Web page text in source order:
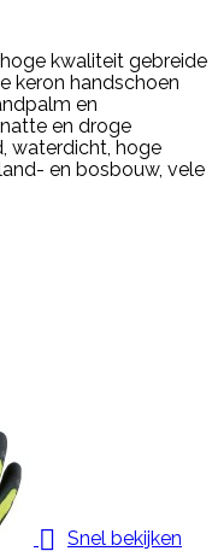
kwaliteit gebreide
keron handschoen
en
en droge
waterdicht, hoge
en bosbouw, vele
 Snel bekijken